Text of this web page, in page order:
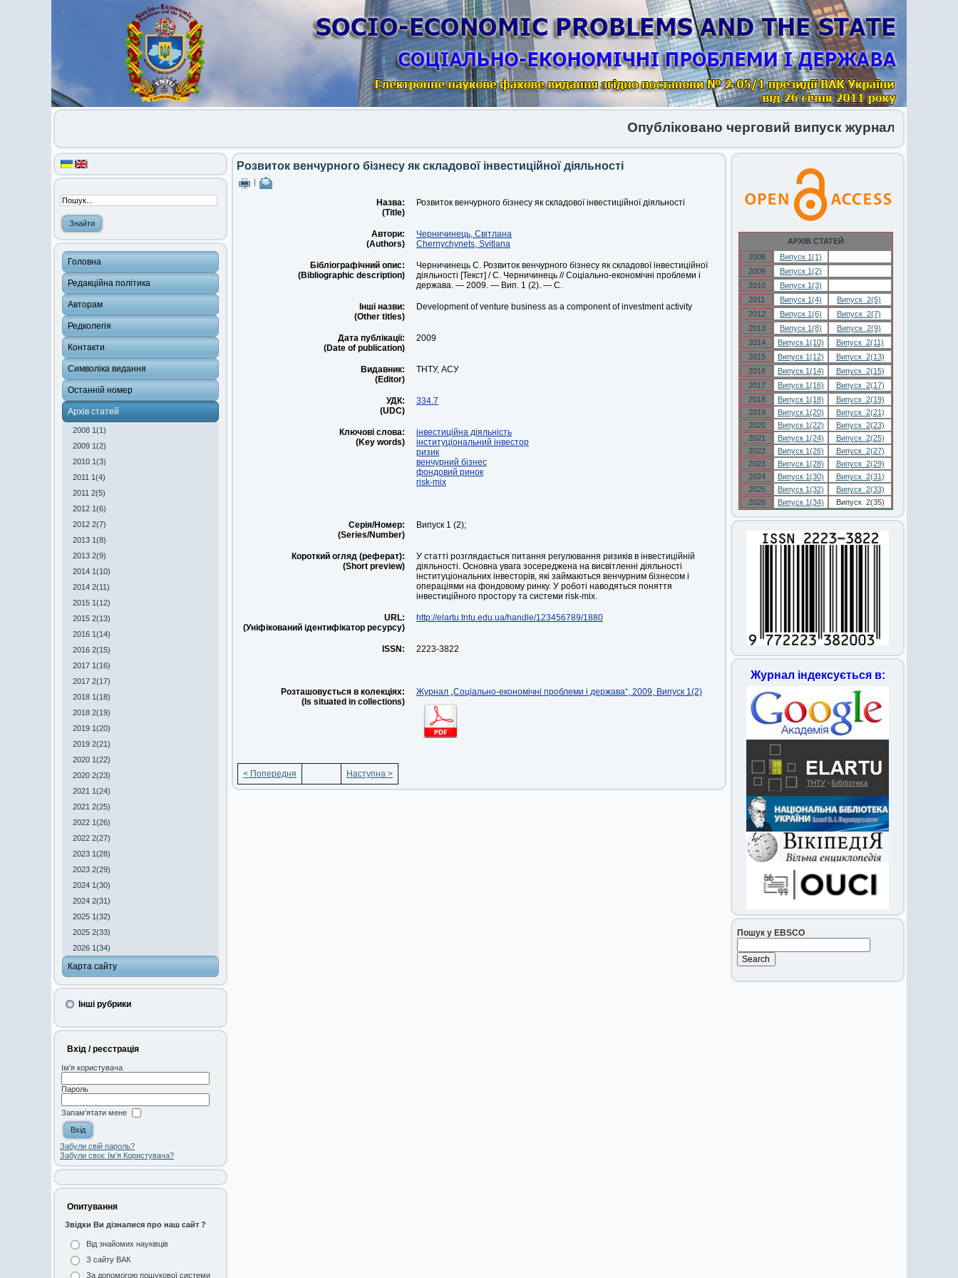
Опубліковано черговий випуск журналу 1 (34)
Головна
Редакційна політика
Авторам
Редколегія
Контакти
Символіка видання
Останній номер
Архів статей
2008 1(1)
2009 1(2)
2010 1(3)
2011 1(4)
2011 2(5)
2012 1(6)
2012 2(7)
2013 1(8)
2013 2(9)
2014 1(10)
2014 2(11)
2015 1(12)
2015 2(13)
2016 1(14)
2016 2(15)
2017 1(16)
2017 2(17)
2018 1(18)
2018 2(19)
2019 1(20)
2019 2(21)
2020 1(22)
2020 2(23)
2021 1(24)
2021 2(25)
2022 1(26)
2022 2(27)
2023 1(28)
2023 2(29)
2024 1(30)
2024 2(31)
2025 1(32)
2025 2(33)
2026 1(34)
Карта сайту
Інші рубрики
Вхід / реєстрація
Ім'я користувача
Пароль
Запам'ятати мене
Забули свій пароль?
Забули своє Ім’я Користувача?
Опитування
Звідки Ви дізналися про наш сайт ?
Від знайомих науківців
З сайту ВАК
За допомогою пошукової системи
Розвиток венчурного бізнесу як складової інвестиційної діяльності
Назва:
(Title)
Розвиток венчурного бізнесу як складової інвестиційної діяльності
Автори:
(Authors)
Черничинець, Світлана
Chernychynets, Svitlana
Бібліографічний опис:
(Bibliographic description)
Черничинець С. Розвиток венчурного бізнесу як складової інвестиційної
діяльності [Текст] / С. Черничинець // Соціально-економічні проблеми і
держава. — 2009. — Вип. 1 (2). — С.
Інші назви:
(Other titles)
Development of venture business as a component of investment activity
Дата публікації:
(Date of publication)
2009
Видавник:
(Editor)
ТНТУ, АСУ
УДК:
(UDC)
334.7
Ключові слова:
(Key words)
інвестиційна діяльність
інституціональний інвестор
ризик
венчурний бізнес
фондовий ринок
risk-mix
Серія/Номер:
(Series/Number)
Випуск 1 (2);
Короткий огляд (реферат):
(Short preview)
У статті розглядається питання регулювання ризиків в інвестиційній
діяльності. Основна увага зосереджена на висвітленні діяльності
інституціональних інвесторів, які займаються венчурним бізнесом і
операціями на фондовому ринку. У роботі наводяться поняття
інвестиційного простору та системи risk-mix.
URL:
(Уніфікований ідентифікатор ресурсу)
http://elartu.tntu.edu.ua/handle/123456789/1880
ISSN: 2223-3822
Розташовується в колекціях:
(Is situated in collections)
Журнал „Соціально-економічні проблеми і держава“, 2009, Випуск 1(2)
< Попередня Наступна >
АРХІВ СТАТЕЙ
2008
Випуск 1(1)
2009
Випуск 1(2)
2010
Випуск 1(3)
2011
Випуск 1(4)
Випуск 2(5)
2012
Випуск 1(6)
Випуск 2(7)
2013
Випуск 1(8)
Випуск 2(9)
2014
Випуск 1(10)
Випуск 2(11)
2015
Випуск 1(12)
Випуск 2(13)
2016
Випуск 1(14)
Випуск 2(15)
2017
Випуск 1(16)
Випуск 2(17)
2018
Випуск 1(18)
Випуск 2(19)
2019
Випуск 1(20)
Випуск 2(21)
2020
Випуск 1(22)
Випуск 2(23)
2021
Випуск 1(24)
Випуск 2(25)
2022
Випуск 1(26)
Випуск 2(27)
2023
Випуск 1(28)
Випуск 2(29)
2024
Випуск 1(30)
Випуск 2(31)
2025
Випуск 1(32)
Випуск 2(33)
2026
Випуск 1(34) Випуск 2(35)
Журнал індексується в:
Пошук у EBSCO